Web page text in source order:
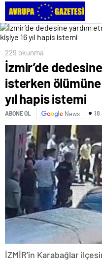
229 okunma
İzmir’de
isterken
yıl hapis istemi
ABONE OL News
İZMİR’in Karabağlar